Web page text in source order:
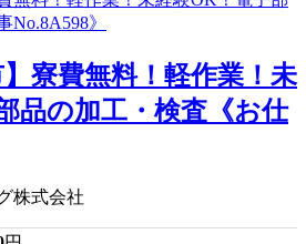
】寮費無料！軽作業！未
品の加工・検査《お仕
株式会社